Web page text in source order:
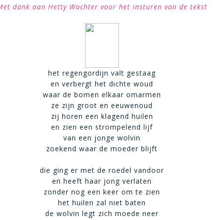
dank aan Hetty Wachter voor het insturen van de tekst
het regengordijn valt gestaag
en verbergt het dichte woud
waar de bomen elkaar omarmen
ze zijn groot en eeuwenoud
zij horen een klagend huilen
en zien een strompelend lijf
van een jonge wolvin
zoekend waar de moeder blijft
die ging er met de roedel vandoor
en heeft haar jong verlaten
zonder nog een keer om te zien
het huilen zal niet baten
de wolvin legt zich moede neer